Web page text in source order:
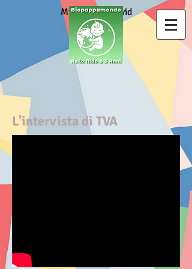
Misure anti Covid
L'intervista di TVA